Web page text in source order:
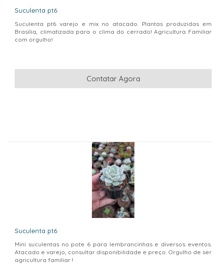
Suculenta pt6
Suculenta pt6 varejo e mix no atacado. Plantas produzidas em
Brasília, climatizada para o clima do cerrado! Agricultura Familiar
com orgulho!
Contatar Agora
Suculenta pt6
Mini suculentas no pote 6 para lembrancinhas e diversos eventos.
Atacado e varejo, consultar disponibilidade e preço. Orgulho de ser
agricultura familiar !